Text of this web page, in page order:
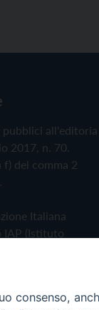
all'editoria
2017, n. 70.
f) del comma 2
Italiana
IAP (Istituto
consenso,